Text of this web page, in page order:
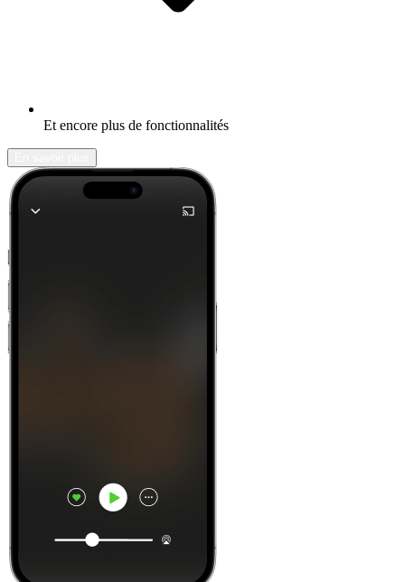
Et encore plus de fonctionnalités